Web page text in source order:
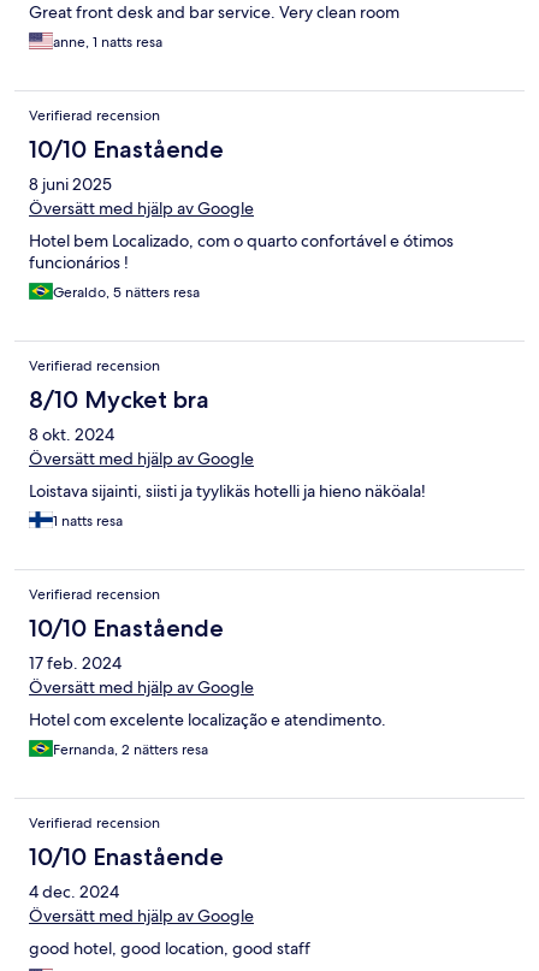
Great front desk and bar service. Very clean room
anne, 1 natts resa
Verifierad recension
10/10 Enastående
8 juni 2025
Översätt med hjälp av Google
Hotel bem Localizado, com o quarto confortável e ótimos
funcionários !
Geraldo, 5 nätters resa
Verifierad recension
8/10 Mycket bra
8 okt. 2024
Översätt med hjälp av Google
Loistava sijainti, siisti ja tyylikäs hotelli ja hieno näköala!
1 natts resa
Verifierad recension
10/10 Enastående
17 feb. 2024
Översätt med hjälp av Google
Hotel com excelente localização e atendimento.
Fernanda, 2 nätters resa
Verifierad recension
10/10 Enastående
4 dec. 2024
Översätt med hjälp av Google
good hotel, good location, good staff